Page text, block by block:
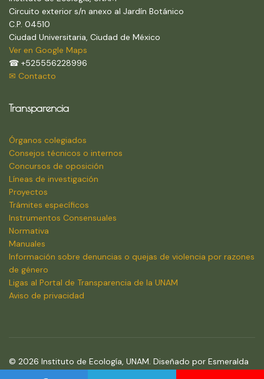
Circuito exterior s/n anexo al Jardín Botánico
C.P. 04510
Ciudad Universitaria, Ciudad de México
Ver en Google Maps
☎ +525556228996
✉ Contacto
Transparencia
Órganos colegiados
Consejos técnicos o internos
Concursos de oposición
Líneas de investigación
Proyectos
Trámites específicos
Instrumentos Consensuales
Normativa
Manuales
Información sobre denuncias o quejas de violencia por razones
de género
Ligas al Portal de Transparencia de la UNAM
Aviso de privacidad
© 2026 Instituto de Ecología, UNAM. Diseñado por Esmeralda